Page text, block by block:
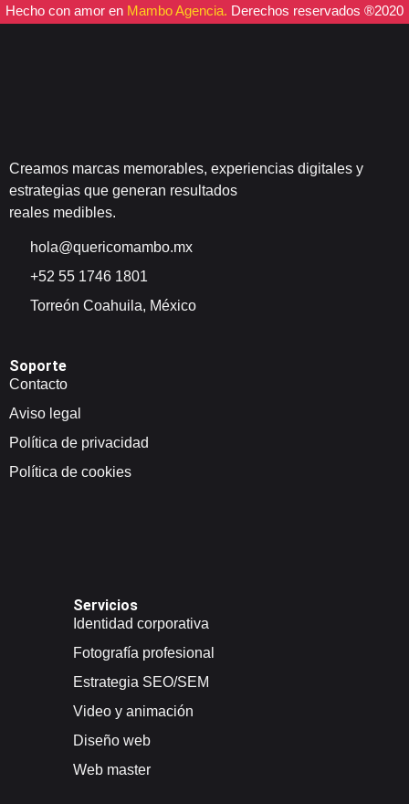
Hecho con amor en Mambo Agencia. Derechos reservados ®2020
Creamos marcas memorables, experiencias digitales y
estrategias que generan resultados
reales medibles.
hola@quericomambo.mx
+52 55 1746 1801
Torreón Coahuila, México
Soporte
Contacto
Aviso legal
Política de privacidad
Política de cookies
Servicios
Identidad corporativa
Fotografía profesional
Estrategia SEO/SEM
Video y animación
Diseño web
Web master